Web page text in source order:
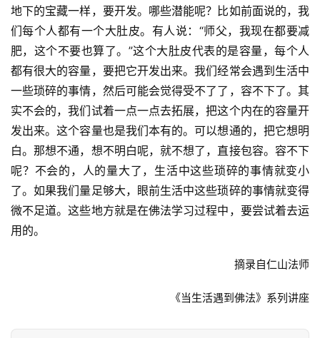
佛
教
人
物
寺
院
巡
礼
视
频
佛
登录 注册
地下的宝藏一样，要开发。哪些潜能呢？比如前面说的，我
们每个人都有一个大肚皮。有人说：“师父，我现在都要减
肥，这个不要也算了。”这个大肚皮代表的是容量，每个人
都有很大的容量，要把它开发出来。我们经常会遇到生活中
一些琐碎的事情，然后可能会觉得受不了了，容不下了。其
实不会的，我们试着一点一点去拓展，把这个内在的容量开
发出来。这个容量也是我们本有的。可以想通的，把它想明
白。那想不通，想不明白呢，就不想了，直接包容。容不下
呢？不会的，人的量大了，生活中这些琐碎的事情就变小
了。如果我们量足够大，眼前生活中这些琐碎的事情就变得
微不足道。这些地方就是在佛法学习过程中，要尝试着去运
用的。
摘录自仁山法师
《当生活遇到佛法》系列讲座